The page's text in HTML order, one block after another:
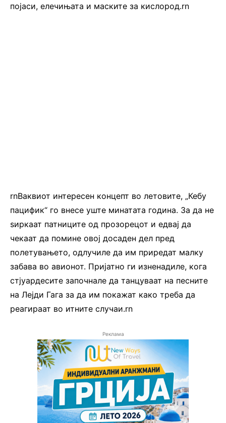
појаси, елечињата и маските за кислород.rn
rnВаквиот интересен концепт во летовите, „Кебу
пацифик“ го внесе уште минатата година. За да не
ѕиркаат патниците од прозорецот и едвај да
чекаат да помине овој досаден дел пред
полетувањето, одлучиле да им приредат малку
забава во авионот. Пријатно ги изненадиле, кога
стјуардесите започнале да танцуваат на песните
на Лејди Гага за да им покажат како треба да
реагираат во итните случаи.rn
Реклама